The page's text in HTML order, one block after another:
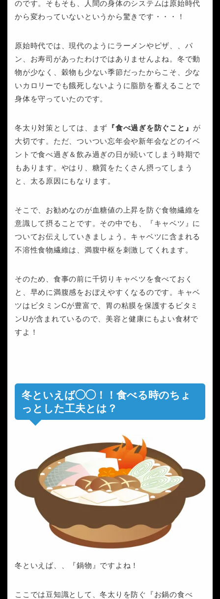
のです。そもそも、人間の身体のシステムは原始時代
から変わっていないというから驚きです・・・！
原始時代では、現代のようにラーメンやピザ、、パ
ン、お寿司があったわけではありませんよね。冬で動
物が少なく、穀物も少ない季節だったからこそ、少な
いカロリーでも餓死しないように脂肪を蓄えることで
身体を守っていたのです。
冬太り対策としては、まず 『食べ過ぎを防ぐこと』 が
大切です。ただ、ついつい忘年会や新年会などのイベ
ントで食べ過ぎ＆飲み過ぎの日が続いてしまう時期で
もあります。やはり、糖質をたくさん摂ってしまう
と、太る原因にもなります。
そこで、お勧めなのが血糖値の上昇を防ぐ食物繊維を
意識して摂ることです。その中でも、『キャベツ』に
ついてお伝えしていきましょう。キャベツに含まれる
不溶性食物繊維は、満腹中枢を刺激してくれます。
そのため、食事の前に千切りキャベツを食べておく
と、早めに満腹感をおぼえやすくなるのです。キャベ
ツはビタミンCが豊富で、胃の粘膜を保護するビタミ
ンUが含まれているので、美容と健康にもよい食材で
すよ！
冬といえば◯◯！！食べる時のちょ
っとした工夫とは？
冬といえば、、『鍋物』ですよね！
ここでは豆知識として、冬太りを防ぐ『お鍋の食べ